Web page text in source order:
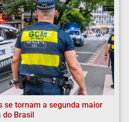
se tornam a segunda maior
do Brasil